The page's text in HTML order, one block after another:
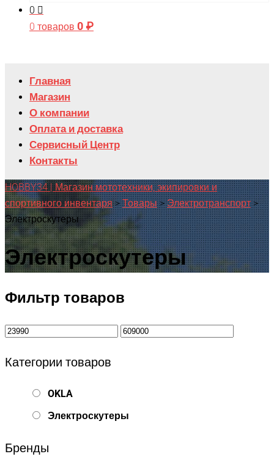
0
0 товаров 0 ₽
Главная
Магазин
О компании
Оплата и доставка
Сервисный Центр
Контакты
HOBBY34 | Магазин мототехники, экипировки и
спортивного инвентаря>Товары>Электротранспорт>
Электроскутеры
Электроскутеры
Фильтр товаров
Категории товаров
OKLA
Электроскутеры
Бренды